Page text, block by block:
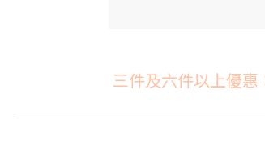
三件及六件以上優